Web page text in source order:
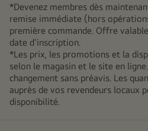
*Devenez membres dès
remise immédiate (hors
première commande. Offre
date d'inscription.
*Les prix, les promotions et la
selon le magasin et le site en
changement sans préavis. Les
auprès de vos revendeurs locaux
disponibilité.